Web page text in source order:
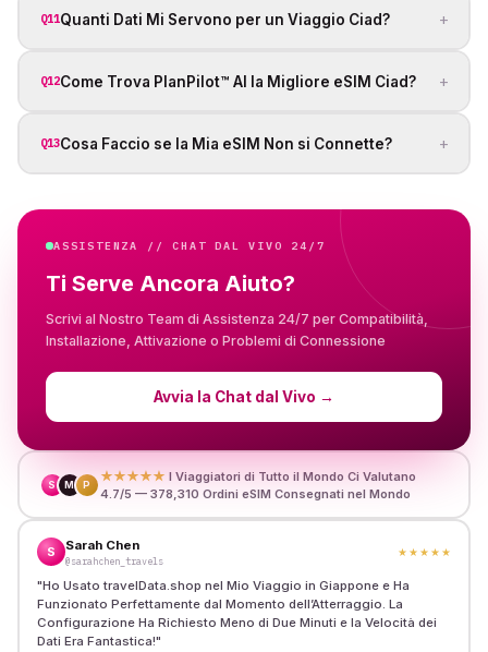
Q11Quanti Dati Mi Servono per un Viaggio Ciad? +
Q12Come Trova PlanPilot™ AI la Migliore eSIM Ciad? +
Q13Cosa Faccio se la Mia eSIM Non si Connette? +
ASSISTENZA // CHAT DAL VIVO 24/7
Ti Serve Ancora Aiuto?
Scrivi al Nostro Team di Assistenza 24/7 per Compatibilità,
Installazione, Attivazione o Problemi di Connessione
Avvia la Chat dal Vivo →
S M P
★★★★★ I Viaggiatori di Tutto il Mondo Ci Valutano
4.7/5 — 378,310 Ordini eSIM Consegnati nel Mondo
S Sarah Chen
@sarahchen_travels
★★★★★
"Ho Usato travelData.shop nel Mio Viaggio in Giappone e Ha
Funzionato Perfettamente dal Momento dell’Atterraggio. La
Configurazione Ha Richiesto Meno di Due Minuti e la Velocità dei
Dati Era Fantastica!"